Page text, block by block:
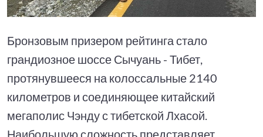
Бронзовым призером рейтинга стало
грандиозное шоссе Сычуань - Тибет,
протянувшееся на колоссальные 2140
километров и соединяющее китайский
мегаполис Чэнду с тибетской Лхасой.
Наибольшую сложность представляет